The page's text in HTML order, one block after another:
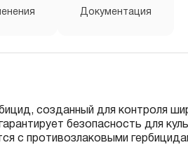
Документация
созданный для контроля
безопасность для
с противозлаковыми